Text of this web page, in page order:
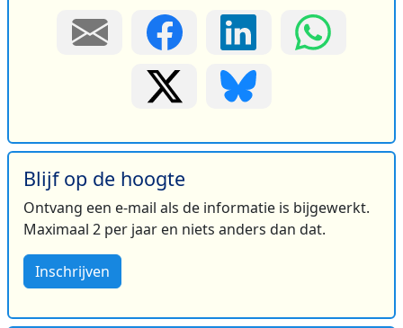
Blijf op de hoogte
Ontvang een e-mail als de informatie is bijgewerkt.
Maximaal 2 per jaar en niets anders dan dat.
Inschrijven